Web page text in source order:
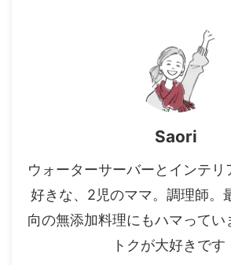
Saori
ウォーターサーバーとインテリ
好きな、2児のママ。調理師。
向の無添加料理にもハマってい
トクが大好きです